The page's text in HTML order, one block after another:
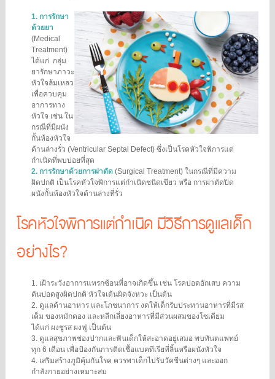
1. การรักษา
ด้วยยา
(Medical
Treatment)
ได้แก่ กลุ่ม
ยารักษาภาวะ
หัวใจล้มเหลว
เพื่อควบคุม
อาการทาง
หัวใจ เช่น ใน
กรณีที่มีผนัง
กั้นห้องหัวใจ
ด้านล่างรั่ว (Ventricular Septal Defect) ซึ่งเป็นโรคหัวใจพิการแต่
กำเนิดที่พบบ่อยที่สุด
2. การรักษาด้วยการผ่าตัด (Surgical Treatment) ในกรณีที่มีความ
ผิดปกติ เป็นโรคหัวใจพิการแต่กำเนิดชนิดเขียว หรือ การผ่าตัดปิด
ผนังกั้นห้องหัวใจด้านล่างที่รั่ว
โรคหัวใจพิการแต่กำเนิด มีวิธีการดูแลเด็ก
อย่างไร?
1. เฝ้าระวังอาการแทรกซ้อนที่อาจเกิดขึ้น เช่น โรคปอดอักเสบ ความ
ดันปอดสูงผิดปกติ หัวใจเต้นผิดจังหวะ เป็นต้น
2. ดูแลด้านอาหาร และโภชนาการ งดให้เด็กรับประทานอาหารที่มีรส
เค็ม ของหมักดอง และหลีกเลี่ยงอาหารที่มีส่วนผสมของโซเดียม
ได้แก่ ผงชูรส ผงฟู เป็นต้น
3. ดูแลสุขภาพช่องปากและฟันเด็กให้สะอาดอยู่เสมอ พบทันตแพทย์
ทุก 6 เดือน เพื่อป้องกันการติดเชื้อแบคทีเรียที่ลิ้นหรือผนังหัวใจ
4. เสริมสร้างภูมิคุ้มกันโรค ควรพาเด็กไปรับวัคซีนต่างๆ และออก
กำลังกายอย่างเหมาะสม